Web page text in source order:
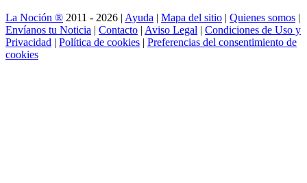
La Noción ® 2011 - 2026 | Ayuda | Mapa del sitio | Quienes somos |
Envíanos tu Noticia | Contacto | Aviso Legal | Condiciones de Uso y
Privacidad | Política de cookies | Preferencias del consentimiento de
cookies